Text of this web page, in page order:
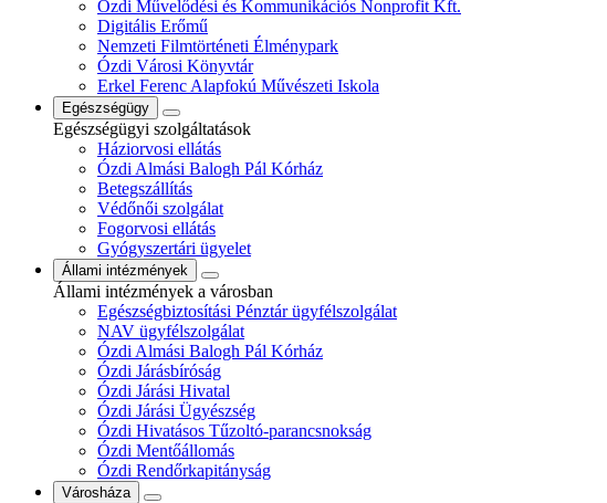
Ózdi Művelődési és Kommunikációs Nonprofit Kft.
Digitális Erőmű
Nemzeti Filmtörténeti Élménypark
Ózdi Városi Könyvtár
Erkel Ferenc Alapfokú Művészeti Iskola
Egészségügy
Egészségügyi szolgáltatások
Háziorvosi ellátás
Ózdi Almási Balogh Pál Kórház
Betegszállítás
Védőnői szolgálat
Fogorvosi ellátás
Gyógyszertári ügyelet
Állami intézmények
Állami intézmények a városban
Egészségbiztosítási Pénztár ügyfélszolgálat
NAV ügyfélszolgálat
Ózdi Almási Balogh Pál Kórház
Ózdi Járásbíróság
Ózdi Járási Hivatal
Ózdi Járási Ügyészség
Ózdi Hivatásos Tűzoltó-parancsnokság
Ózdi Mentőállomás
Ózdi Rendőrkapitányság
Városháza